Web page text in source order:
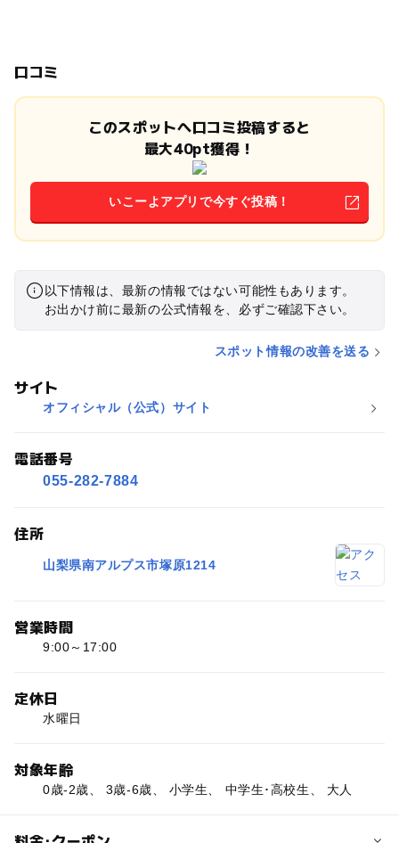
口コミ
このスポットへ口コミ投稿すると
最大40pt獲得！
いこーよアプリで今すぐ投稿！
以下情報は、最新の情報ではない可能性もあります。
お出かけ前に最新の公式情報を、必ずご確認下さい。
スポット情報の改善を送る
サイト
オフィシャル（公式）サイト
電話番号
055-282-7884
住所
山梨県南アルプス市塚原1214
営業時間
9:00～17:00
定休日
水曜日
対象年齢
0歳-2歳、 3歳-6歳、 小学生、 中学生･高校生、 大人